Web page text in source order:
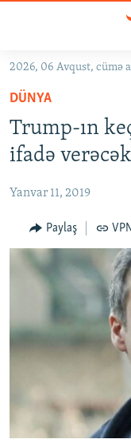
Əsas
qayıt
Əsas
naviqasiyaya
qayıt
KORRUPSIOMETR
FƏRQƏ BAX
QANUNI DOĞRU
ARAŞDIRMA
MULTIMEDIA
FOTOQALEREYA
KARIKATURA
RADIO ARXIV
AZƏRBAYCAN
İSLAM VƏ
İZ - MƏDƏNIYYƏT
HAQQIMIZDA
PEŞƏ ETIKASI VƏ
2026, 06 Avqust, cümə
DÜNYA
Trump-ın
ifadə verəcək
Yanvar 11, 2019
Paylaş